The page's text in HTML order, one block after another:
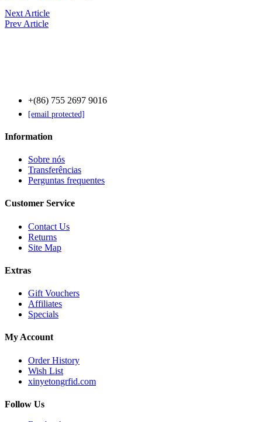
Next Article
Prev Article
+(86) 755 2697 9016
[email protected]
Information
Sobre nós
Transferências
Perguntas frequentes
Customer Service
Contact Us
Returns
Site Map
Extras
Gift Vouchers
Affiliates
Specials
My Account
Order History
Wish List
xinyetongrfid.com
Follow Us